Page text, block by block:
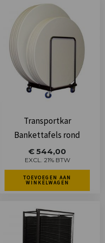
Transportkar
Bankettafels rond
€ 544,00
EXCL. 21% BTW
TOEVOEGEN AAN
WINKELWAGEN